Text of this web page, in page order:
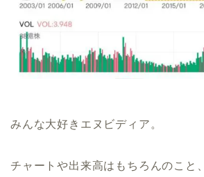
みんな大好きエヌビディア。
チャートや出来高はもちろんのこと、